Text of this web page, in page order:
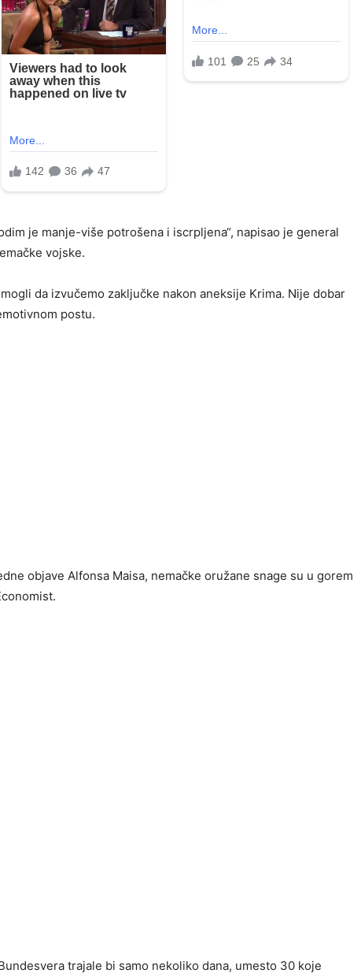
je manje-više potrošena i iscrpljena“, napisao je general
vojske.
da izvučemo zaključke nakon aneksije Krima. Nije dobar
postu.
objave Alfonsa Maisa, nemačke oružane snage su u gorem
trajale bi samo nekoliko dana, umesto 30 koje